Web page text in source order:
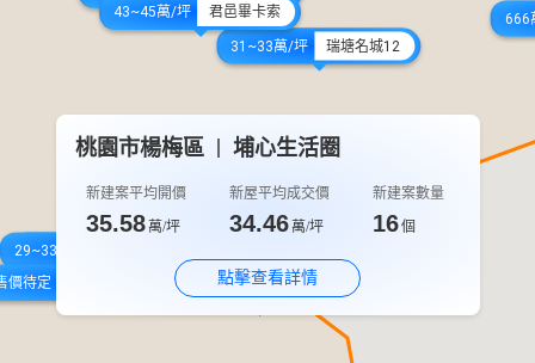
33萬/坪
34萬/坪 國堅經典名品-透天區
37萬/坪 笙鋐耘翠
32萬/坪 國堅經典名品-電梯公寓區
29~33萬/坪
31~33萬/坪 瑞塘名城12
價待定 慶盛建設頭重溪段案
43~45萬/坪 君邑畢卡索 666
桃園市楊梅區 埔心生活圈
新建案平均開價
35.58萬/坪
新屋平均成交價
34.46萬/坪
新建案數量
16個
點擊查看詳情